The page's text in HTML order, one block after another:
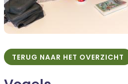
TERUG NAAR HET OVERZICHT